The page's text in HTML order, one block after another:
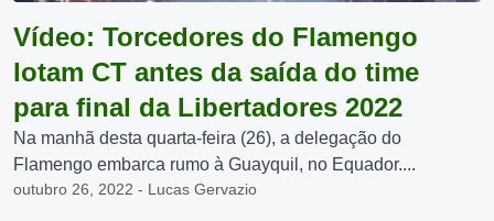
Vídeo: Torcedores do Flamengo
lotam CT antes da saída do time
para final da Libertadores 2022
Na manhã desta quarta-feira (26), a delegação do
Flamengo embarca rumo à Guayquil, no Equador....
outubro 26, 2022 - Lucas Gervazio